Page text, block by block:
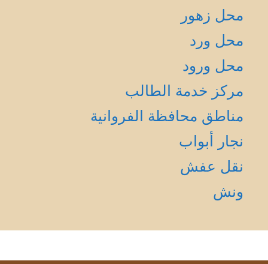
محل زهور
محل ورد
محل ورود
مركز خدمة الطالب
مناطق محافظة الفروانية
نجار أبواب
نقل عفش
ونش